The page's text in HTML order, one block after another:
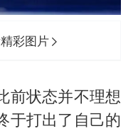
彩图片
前状态并不理想
于打出了自己的